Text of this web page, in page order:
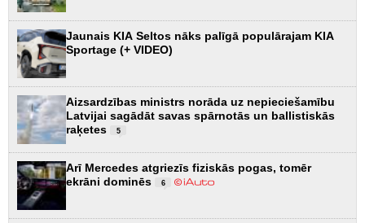
Jaunais KIA Seltos nāks palīgā populārajam KIA
Sportage (+ VIDEO)
Aizsardzības ministrs norāda uz nepieciešamību
Latvijai sagādāt savas spārnotās un ballistiskās
raķetes
5
Arī Mercedes atgriezīs fiziskās pogas, tomēr
ekrāni dominēs
6